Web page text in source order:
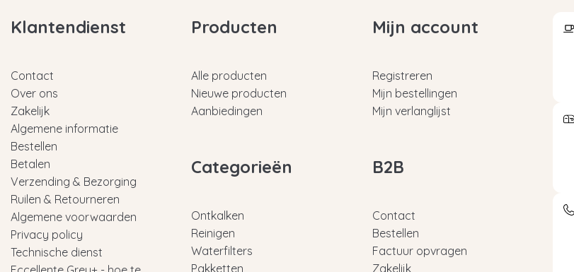
Klantendienst
Contact
Over ons
Zakelijk
Algemene informatie
Bestellen
Betalen
Verzending & Bezorging
Ruilen & Retourneren
Algemene voorwaarden
Privacy policy
Technische dienst
Producten
Alle producten
Nieuwe producten
Aanbiedingen
Categorieën
Ontkalken
Reinigen
Waterfilters
Pakketten
Mijn account
Registreren
Mijn bestellingen
Mijn verlanglijst
B2B
Contact
Bestellen
Factuur opvragen
Zakelijk